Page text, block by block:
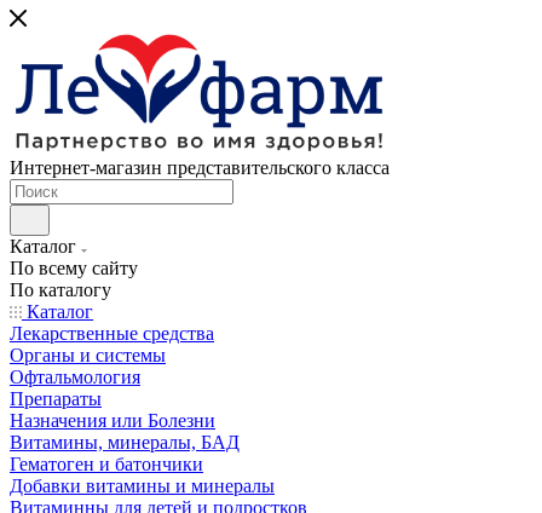
Интернет-магазин представительского класса
Каталог
По всему сайту
По каталогу
Каталог
Лекарственные средства
Органы и системы
Офтальмология
Препараты
Назначения или Болезни
Витамины, минералы, БАД
Гематоген и батончики
Добавки витамины и минералы
Витаминны для детей и подростков